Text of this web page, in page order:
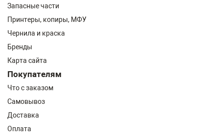
Запасные части
Принтеры, копиры, МФУ
Чернила и краска
Бренды
Карта сайта
Покупателям
Что с заказом
Самовывоз
Доставка
Оплата